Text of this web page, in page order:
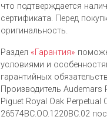
что подтверждается
сертификата. Перед
оригинальность.
Раздел «Гарантия»
условиями и
гарантийных
Производитель Audemars
Piguet Royal Oak Perpetual
26574BC.OO.1220BC.02